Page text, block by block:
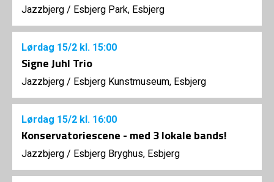
Jazzbjerg / Esbjerg Park, Esbjerg
Lørdag 15/2 kl. 15:00
Signe Juhl Trio
Jazzbjerg / Esbjerg Kunstmuseum, Esbjerg
Lørdag 15/2 kl. 16:00
Konservatoriescene - med 3 lokale bands!
Jazzbjerg / Esbjerg Bryghus, Esbjerg